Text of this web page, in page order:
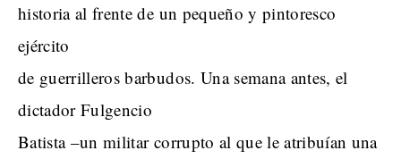
historia al frente de un pequeño y pintoresco
ejército
de guerrilleros barbudos. Una semana antes, el
dictador Fulgencio
Batista –un militar corrupto al que le atribuían una